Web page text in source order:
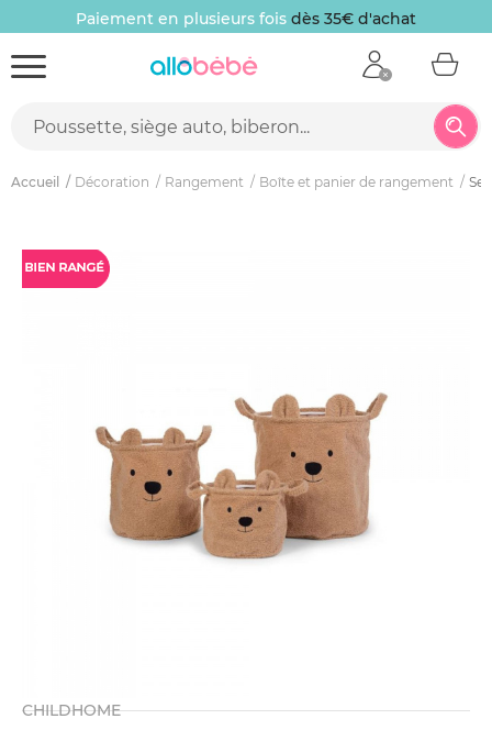
Paiement en plusieurs fois dès 35€ d'achat
Accueil Décoration Rangement Boîte et panier de rangement
CHILDHOME